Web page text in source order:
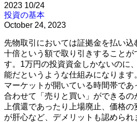
2023 10/24
投資の基本
October 24, 2023
先物取引においては証拠金を払い
十倍という額で取り引きすることが
す。1万円の投資資金しかないのに
能だというような仕組みになります
マーケットが開いている時間帯であ
合わせて「売りと買い」ができる
上償還であったり上場廃止、価格の
が肝心など、デメリットも認められ